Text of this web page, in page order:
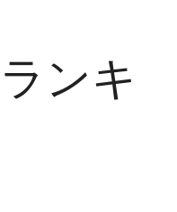
ンキ